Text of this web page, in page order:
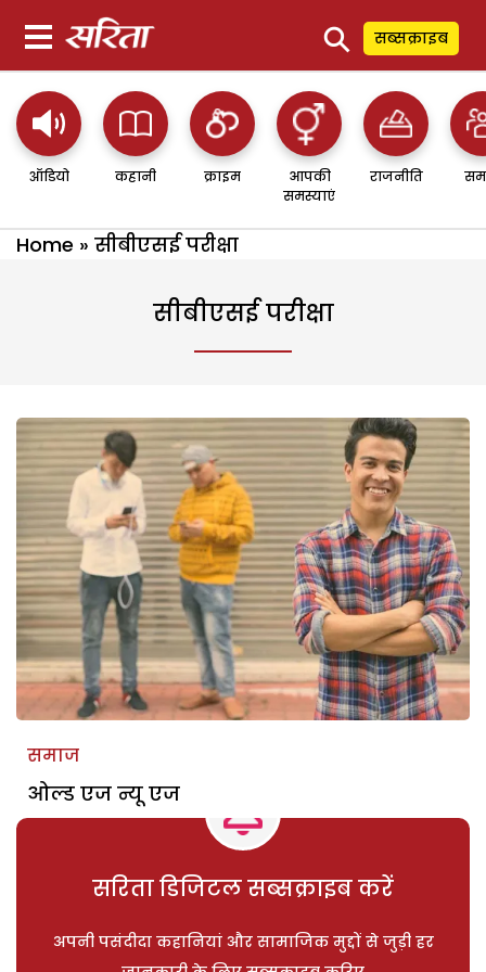
⚲ सब्सक्राइब
ऑडियो कहानी क्राइम
आपकी
समस्याएं
राजनीति
Home » सीबीएसई परीक्षा
सीबीएसई परीक्षा
समाज
ओल्ड एज न्यू एज
सरिता डिजिटल सब्सक्राइब करें
अपनी पसंदीदा कहानियां और सामाजिक मुद्दों से जुड़ी हर